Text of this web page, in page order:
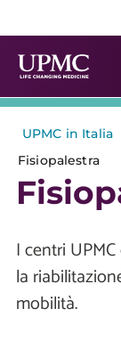
UPMC in Italia
Fisiopalestra
I centri
la
mobilità.